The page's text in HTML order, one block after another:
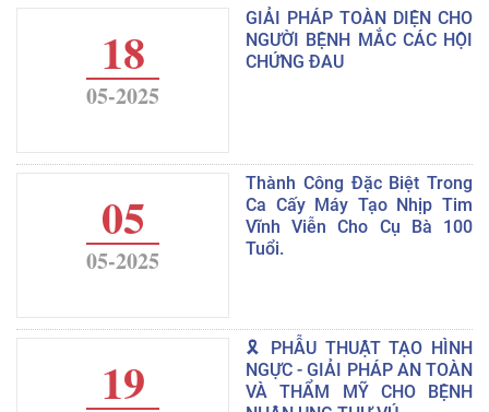
18
05-2025
GIẢI PHÁP TOÀN DIỆN CHO
NGƯỜI BỆNH MẮC CÁC HỘI
CHỨNG ĐAU
05
05-2025
Thành Công Đặc Biệt Trong
Ca Cấy Máy Tạo Nhịp Tim
Vĩnh Viễn Cho Cụ Bà 100
Tuổi.
19
🎗️ PHẪU THUẬT TẠO HÌNH
NGỰC - GIẢI PHÁP AN TOÀN
VÀ THẨM MỸ CHO BỆNH